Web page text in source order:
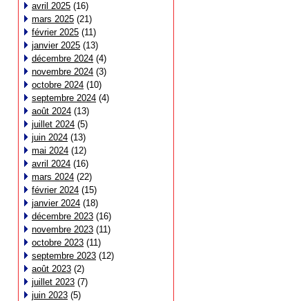
avril 2025 (16)
mars 2025 (21)
février 2025 (11)
janvier 2025 (13)
décembre 2024 (4)
novembre 2024 (3)
octobre 2024 (10)
septembre 2024 (4)
août 2024 (13)
juillet 2024 (5)
juin 2024 (13)
mai 2024 (12)
avril 2024 (16)
mars 2024 (22)
février 2024 (15)
janvier 2024 (18)
décembre 2023 (16)
novembre 2023 (11)
octobre 2023 (11)
septembre 2023 (12)
août 2023 (2)
juillet 2023 (7)
juin 2023 (5)